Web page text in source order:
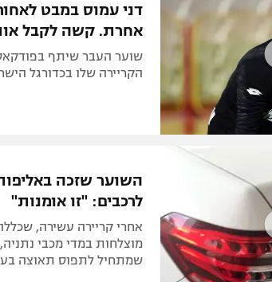
דני עמוס במבט
אחרת. קשה לקבל
שוער העבר שיתף
הקריירה שלו בכדורגל
השוער שזכה
לרכבים: "זו אומנות"
אחרי קריירה עשירה,
מוצלחות במדי מכבי
שמתחיל לתפוס תאוצה